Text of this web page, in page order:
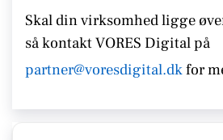
Skal din virksomhed ligge
så kontaktVORES Digital på
partner@voresdigital.dkfor